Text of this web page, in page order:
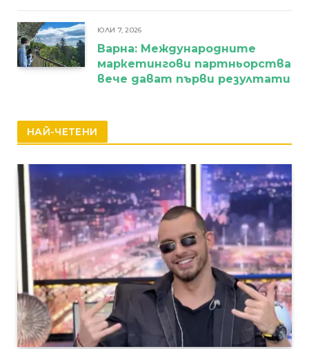
ЮЛИ 7, 2026
Варна: Международните
маркетингови партньорства
вече дават първи резултати
НАЙ-ЧЕТЕНИ